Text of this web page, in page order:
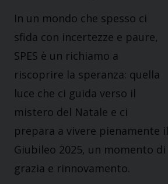
In un mondo che spesso ci
sfida con incertezze e paure,
SPES è un richiamo a
riscoprire la speranza: quella
luce che ci guida verso il
mistero del Natale e ci
prepara a vivere pienamente il
Giubileo 2025, un momento di
grazia e rinnovamento.